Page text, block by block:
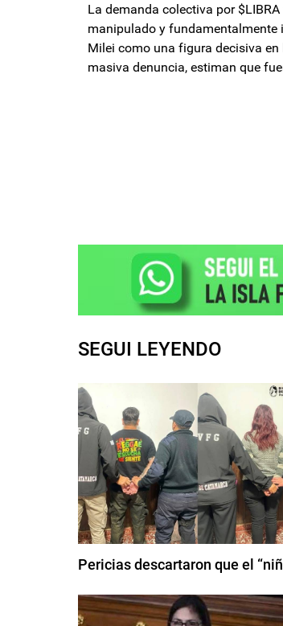
La demanda colectiva por
manipulado y fundamentalmente
Milei como una figura decisiva
masiva denuncia, estiman que
SEGUI LEYENDO
Pericias descartaron que el